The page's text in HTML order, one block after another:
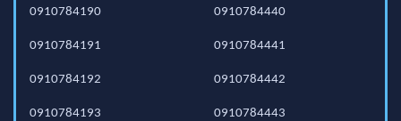
0910784190
0910784191
0910784192
0910784193
0910784440
0910784441
0910784442
0910784443